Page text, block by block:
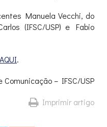
Manuela Vecchi, do
(IFSC/USP) e Fabio
AQUI.
Comunicação – IFSC/USP
Imprimir artigo